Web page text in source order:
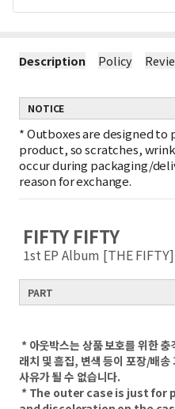
Description Policy
NOTICE
*Outboxes are designed
product, so scratches,
occur during packaging/
reason for exchange.
FIFTY FIFTY
1st EP Album [THE FIFTY]​
PART
* 아웃박스는 상품 보호를 위한
래치 및 흠집, 변색 등이 포장/배
사유가 될 수 없습니다.
* The outer case is just